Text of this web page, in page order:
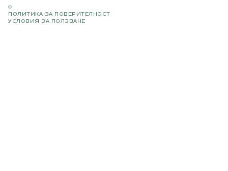
©
ПОЛИТИКА ЗА ПОВЕРИТЕЛНОСТ
УСЛОВИЯ ЗА ПОЛЗВАНЕ